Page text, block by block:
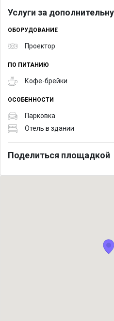
Услуги за
ОБОРУДОВАНИЕ
Проектор
ПО ПИТАНИЮ
Кофе-брейки
ОСОБЕННОСТИ
Парковка
Отель в здании
Поделиться площадкой